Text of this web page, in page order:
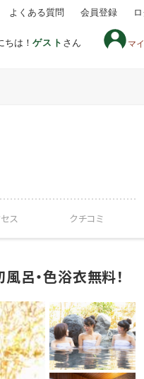
ちは！ゲスト さん マ
よくある質問 会員登録
ス クチコミ
呂・色浴衣無料！